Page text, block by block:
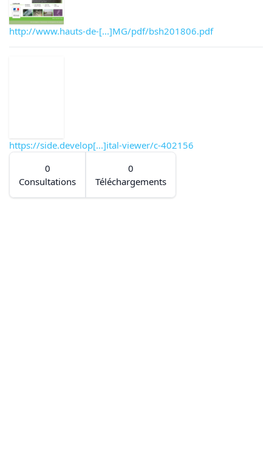
http://www.hauts-de-[...]MG/pdf/bsh201806.pdf
https://side.develop[...]ital-viewer/c-402156
0
Consultations
0
Téléchargements